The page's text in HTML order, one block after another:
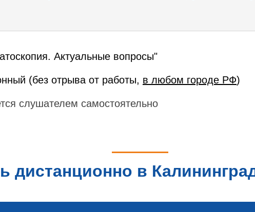
Актуальные вопросы"
(без отрыва от работы, в любом городе РФ)
слушателем самостоятельно
дистанционно в